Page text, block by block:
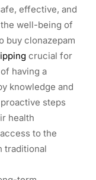
effective, and
well-being of
buy clonazepam
crucial for
having a
knowledge and
steps
health
to the
traditional